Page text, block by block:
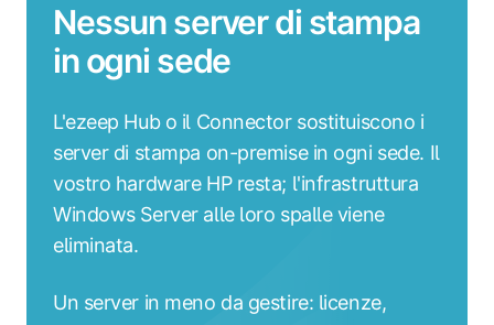
Nessun server di stampa
in ogni sede
L'ezeep Hub o il Connector sostituiscono i
server di stampa on-premise in ogni sede. Il
vostro hardware HP resta; l'infrastruttura
Windows Server alle loro spalle viene
eliminata.
Un server in meno da gestire: licenze,